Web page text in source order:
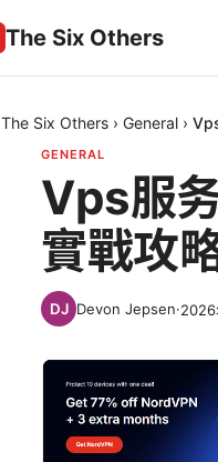
The Six Others
The Six Others › General ›
GENERAL
Vps服
實戰攻
Devon Jepsen·2026